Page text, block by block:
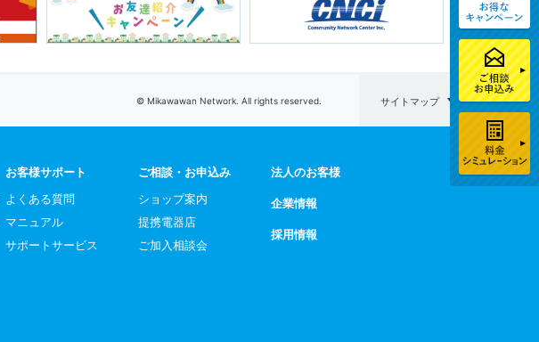
© Mikawawan Network. All rights reserved. サイトマップ
お客様サポート
よくある質問
マニュアル
サポートサービス
ご相談・お申込み
ショップ案内
提携電器店
ご加入相談会
法人のお客様
企業情報
採用情報